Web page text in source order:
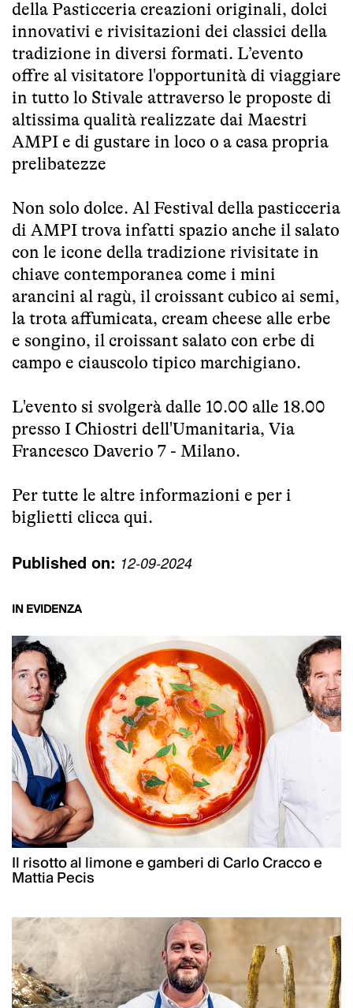
della Pasticceria creazioni originali, dolci
innovativi e rivisitazioni dei classici della
tradizione in diversi formati. L’evento
offre al visitatore l'opportunità di viaggiare
in tutto lo Stivale attraverso le proposte di
altissima qualità realizzate dai Maestri
AMPI e di gustare in loco o a casa propria
prelibatezze
Non solo dolce. Al Festival della pasticceria
di AMPI trova infatti spazio anche il salato
con le icone della tradizione rivisitate in
chiave contemporanea come i mini
arancini al ragù, il croissant cubico ai semi,
la trota affumicata, cream cheese alle erbe
e songino, il croissant salato con erbe di
campo e ciauscolo tipico marchigiano.
L'evento si svolgerà dalle 10.00 alle 18.00
presso I Chiostri dell'Umanitaria, Via
Francesco Daverio 7 - Milano.
Per tutte le altre informazioni e per i
biglietti clicca qui.
Published on: 12-09-2024
IN EVIDENZA
Il risotto al limone e gamberi di Carlo Cracco e
Mattia Pecis